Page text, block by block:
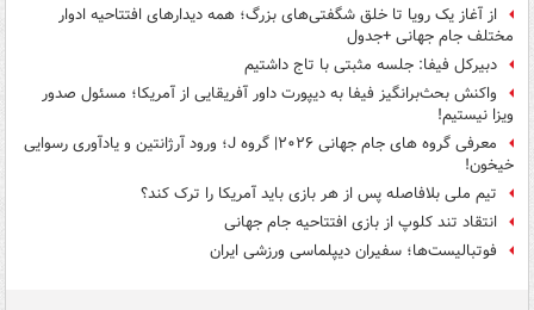
از آغاز یک رویا تا خلق شگفتی‌های بزرگ؛ همه دیدارهای افتتاحیه‌ ادوار
مختلف جام جهانی +جدول
دبیرکل فیفا: جلسه مثبتی با تاج داشتیم
واکنش بحث‌برانگیز فیفا به دیپورت داور آفریقایی از آمریکا؛ مسئول صدور
ویزا نیستیم!
معرفی گروه های جام جهانی ۲۰۲۶| گروه J؛ ورود آرژانتین و یادآوری رسوایی
خیخون!
تیم ملی بلافاصله پس از هر بازی باید آمریکا را ترک کند؟
انتقاد تند کلوپ از بازی افتتاحیه جام جهانی
فوتبالیست‌ها؛ سفیران دیپلماسی ورزشی ایران